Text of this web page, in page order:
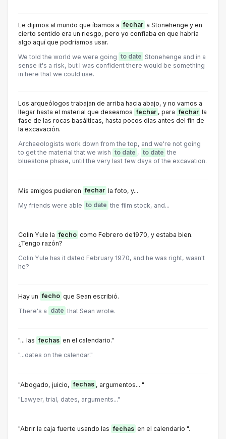
Le dijimos al mundo que íbamos a fechar a Stonehenge y en
cierto sentido era un riesgo, pero yo confiaba en que habría
algo aquí que podríamos usar.
We told the world we were going to date Stonehenge and in a
sense it's a risk, but I was confident there would be something
in here that we could use.
Los arqueólogos trabajan de arriba hacia abajo, y no vamos a
llegar hasta el material que deseamos fechar , para fechar la
fase de las rocas basálticas, hasta pocos días antes del fin de
la excavación.
Archaeologists work down from the top, and we're not going
to get the material that we wish to date , to date the
bluestone phase, until the very last few days of the excavation.
Mis amigos pudieron fechar la foto, y...
My friends were able to date the film stock, and...
Colin Yule la fecho como Febrero de1970, y estaba bien.
¿Tengo razón?
Colin Yule has it dated February 1970, and he was right, wasn't
he?
Hay un fecho que Sean escribió.
There's a date that Sean wrote.
"... las fechas en el calendario."
"...dates on the calendar."
"Abogado, juicio, fechas , argumentos... "
"Lawyer, trial, dates, arguments..."
"Abrir la caja fuerte usando las fechas en el calendario ".